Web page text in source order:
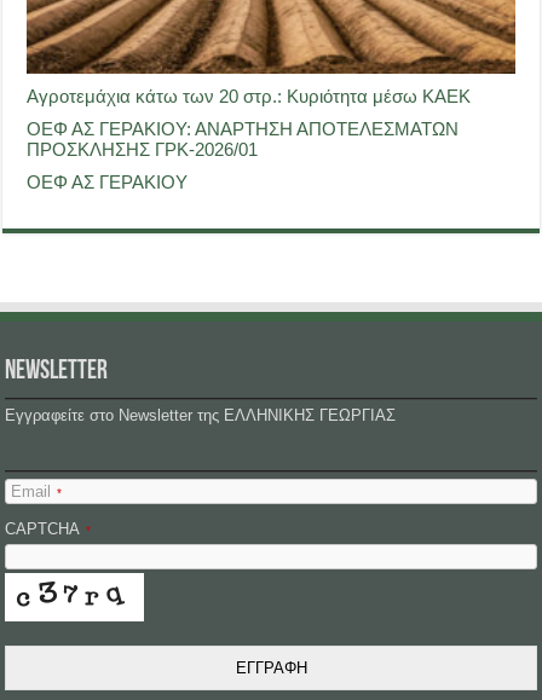
Αγροτεμάχια κάτω των 20 στρ.: Κυριότητα μέσω ΚΑΕΚ
ΟΕΦ ΑΣ ΓΕΡΑΚΙΟΥ: ΑΝΑΡΤΗΣΗ ΑΠΟΤΕΛΕΣΜΑΤΩΝ
ΠΡΟΣΚΛΗΣΗΣ ΓΡΚ-2026/01
ΟΕΦ ΑΣ ΓΕΡΑΚΙΟΥ
NEWSLETTER
Εγγραφείτε στο Newsletter της ΕΛΛΗΝΙΚΗΣ ΓΕΩΡΓΙΑΣ
Email *
CAPTCHA *
ΕΓΓΡΑΦΗ